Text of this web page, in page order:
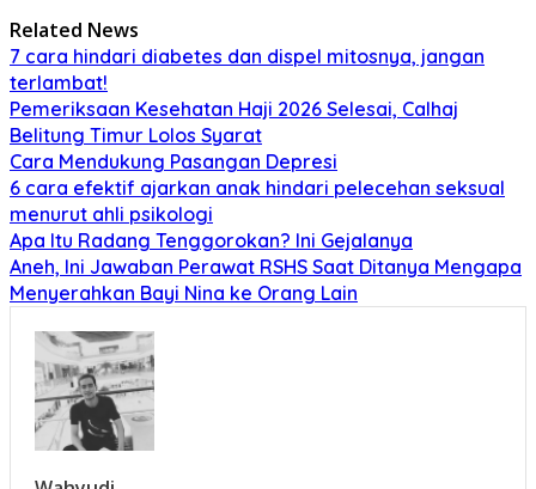
Related News
7 cara hindari diabetes dan dispel mitosnya, jangan
terlambat!
Pemeriksaan Kesehatan Haji 2026 Selesai, Calhaj
Belitung Timur Lolos Syarat
Cara Mendukung Pasangan Depresi
6 cara efektif ajarkan anak hindari pelecehan seksual
menurut ahli psikologi
Apa Itu Radang Tenggorokan? Ini Gejalanya
Aneh, Ini Jawaban Perawat RSHS Saat Ditanya Mengapa
Menyerahkan Bayi Nina ke Orang Lain